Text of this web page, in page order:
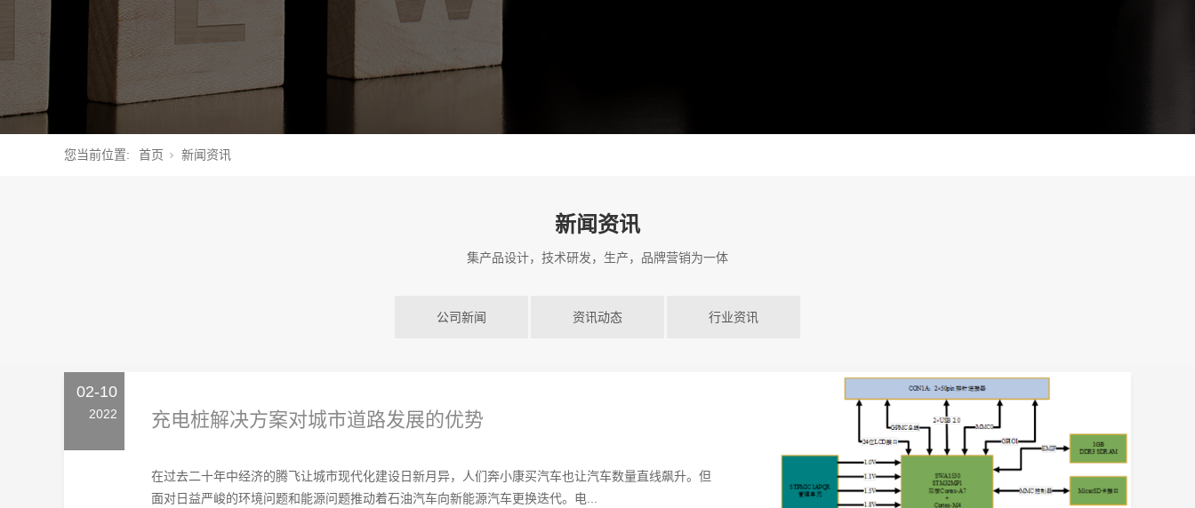
您当前位置: 首页 新闻资讯
新闻资讯
集产品设计，技术研发，生产，品牌营销为一体
公司新闻 资讯动态 行业资讯
02-10
2022 充电桩解决方案对城市道路发展的优势
在过去二十年中经济的腾飞让城市现代化建设日新月异，人们奔小康买汽车也让汽车数量直线飙升。但
面对日益严峻的环境问题和能源问题推动着石油汽车向新能源汽车更换迭代。电...